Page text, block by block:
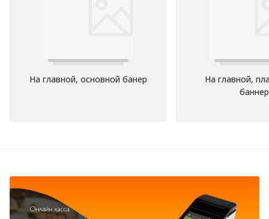
На главной, основной банер
На главной,
баннер